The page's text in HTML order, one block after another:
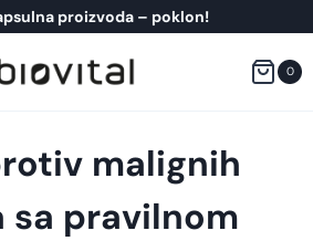
proizvoda – poklon!
0
malignih
sa pravilnom